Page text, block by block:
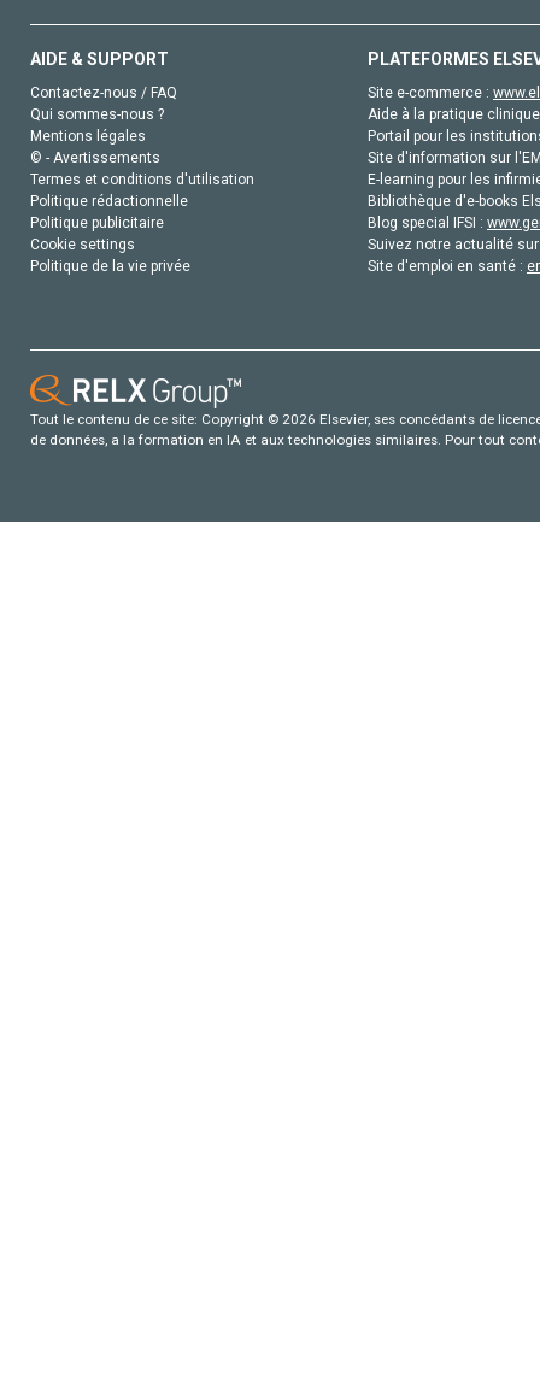
AIDE & SUPPORT
Contactez-nous / FAQ
Qui sommes-nous ?
Mentions légales
© - Avertissements
Termes et conditions d'utilisation
Politique rédactionnelle
Politique publicitaire
Cookie settings
Politique de la vie privée
PLATEFORMES
Site e-commerce :
Aide à la pratique
Portail pour les
Site d'information sur
E-learning pour les
Bibliothèque d'e-books
Blog special IFSI :
Suivez notre actualité
Site d'emploi en santé :
Tout le contenu de ce site: Copyright © 2026 Elsevier, ses concédants de
de données, a la formation en IA et aux technologies similaires. Pour tout